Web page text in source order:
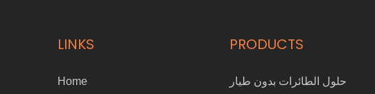
LINKS
Home
PRODUCTS
حلول الطائرات بدون طيار